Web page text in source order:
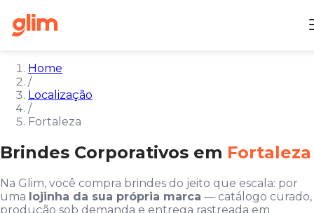
Home
/
Localização
/
Fortaleza
Brindes Corporativos em Fortaleza
Na Glim, você compra brindes do jeito que escala: por
uma lojinha da sua própria marca — catálogo curado,
produção sob demanda e entrega rastreada em